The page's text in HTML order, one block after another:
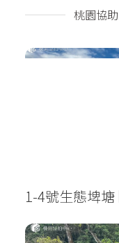
桃園協
1-4號生態埤塘